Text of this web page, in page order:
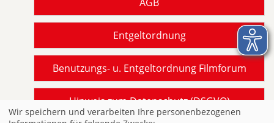
Entgeltordnung
Benutzungs- u. Entgeltordnung Filmforum
Hinweis zum Datenschutz (DSGVO)
Wir speichern und verarbeiten Ihre personenbezogenen